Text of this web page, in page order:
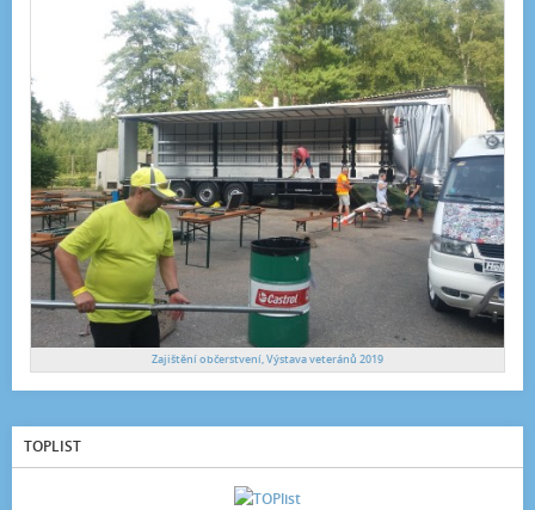
Zajištění občerstvení, Výstava veteránů 2019
TOPLIST